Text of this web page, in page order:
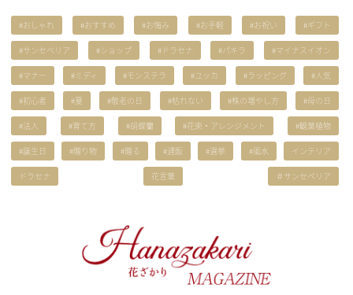
#おしゃれ #おすすめ #お悔み #お手軽 #お祝い #ギフト
#サンセベリア #ショップ #ドラセナ #パキラ #マイナスイオン
#マナー #ミディ #モンステラ #ユッカ #ラッピング #人気
#初心者 #夏 #敬老の日 #枯れない #株の増やし方 #母の日
#法人 #育て方 #胡蝶蘭 #花束・アレンジメント #観葉植物
#誕生日 #贈り物 #贈る #通販 #選挙 #風水 インテリア
ドラセナ 花言葉 ＃サンセベリア